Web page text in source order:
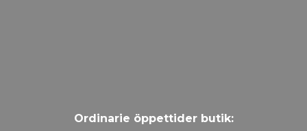
Ordinarie öppettider butik: